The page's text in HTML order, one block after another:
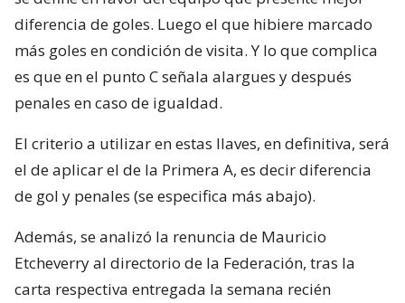
diferencia de goles. Luego el que hibiere marcado
más goles en condición de visita. Y lo que complica
es que en el punto C señala alargues y después
penales en caso de igualdad.
El criterio a utilizar en estas llaves, en definitiva, será
el de aplicar el de la Primera A, es decir diferencia
de gol y penales (se especifica más abajo).
Además, se analizó la renuncia de Mauricio
Etcheverry al directorio de la Federación, tras la
carta respectiva entregada la semana recién